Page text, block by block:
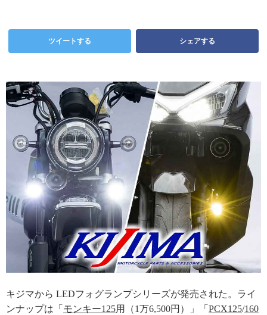
ツイートする シェアする
キジマから LEDフォグランプシリーズが発売された。ライ
ンナップは「 モンキー125用（1万6,500円）」「 PCX125/160